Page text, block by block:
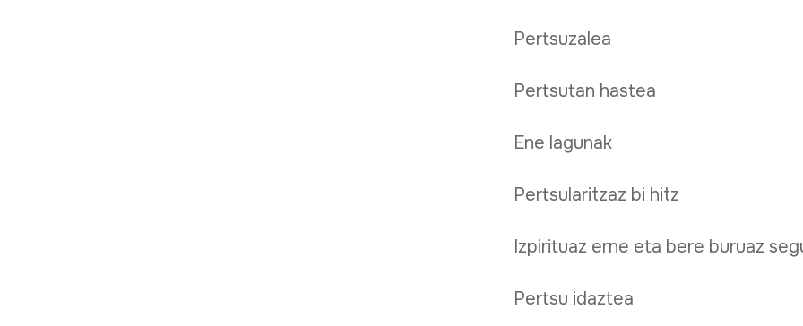
Pertsuzalea
Pertsutan hastea
Ene lagunak
Pertsularitzaz bi hitz
Izpirituaz erne eta bere buruaz
Pertsu idaztea